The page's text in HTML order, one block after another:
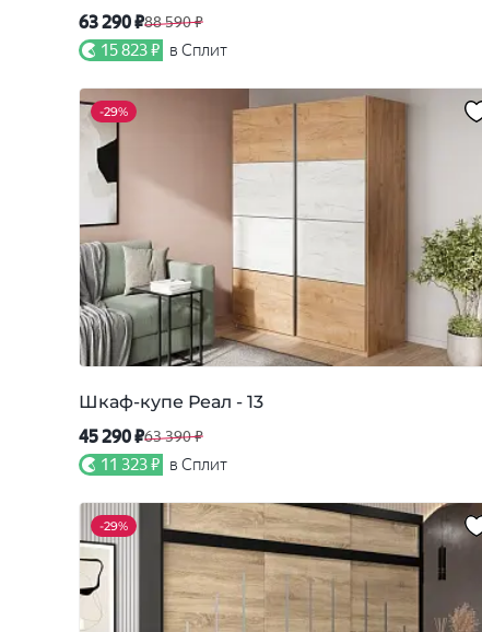
63 290 ₽88 590 ₽
15 823 ₽ в Сплит
-29%
Шкаф-купе Реал - 13
45 290 ₽63 390 ₽
11 323 ₽ в Сплит
-29%